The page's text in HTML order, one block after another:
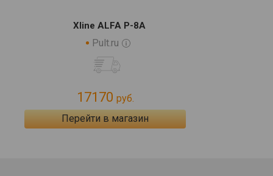
Xline ALFA P-8A
Pult.ru
17170 руб.
Перейти в магазин